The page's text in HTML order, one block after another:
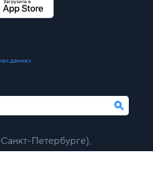
данных
Петербурге),